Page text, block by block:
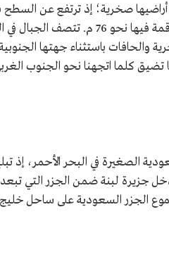
أراضيها صخرية؛ إذ ترتفع عن
وتتوسطها منطقة يصل أعلى ارتفاع
كلما اتجهنا نحو الجنوب